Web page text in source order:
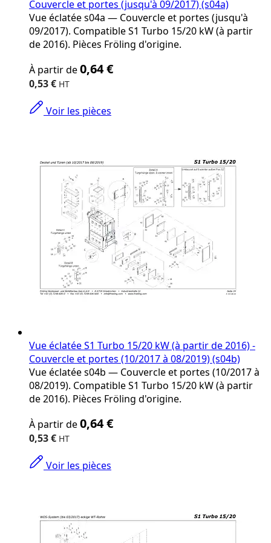
Couvercle et portes (jusqu'à 09/2017) (s04a)
Vue éclatée s04a — Couvercle et portes (jusqu'à
09/2017). Compatible S1 Turbo 15/20 kW (à partir
de 2016). Pièces Fröling d'origine.
price
depends
the
the
product
À partir de0,64 €
0,53 €
Voir les pièces
Vue éclatée S1 Turbo 15/20 kW (à partir de 2016) -
Couvercle et portes (10/2017 à 08/2019) (s04b)
Vue éclatée s04b — Couvercle et portes (10/2017 à
08/2019). Compatible S1 Turbo 15/20 kW (à partir
de 2016). Pièces Fröling d'origine.
price
depends
the
the
product
À partir de0,64 €
0,53 €
Voir les pièces